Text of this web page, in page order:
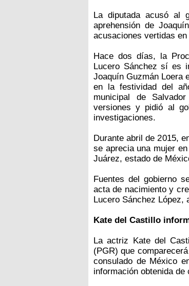
La diputada acusó al
aprehensión de
acusaciones vertidas
Hace dos días, la
Lucero Sánchez sí es
Joaquín Guzmán Loera
en la festividad del
municipal de
versiones y pidió al
investigaciones.
Durante abril de 2015,
se aprecia una mujer
Juárez, estado de
Fuentes del gobierno
acta de nacimiento y
Lucero Sánchez López,
Kate del Castillo
La actriz Kate del
(PGR) que
consulado de México
información obtenida